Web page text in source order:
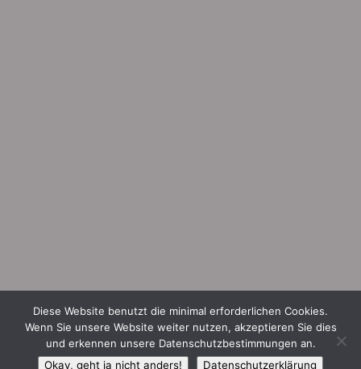
Diese Website benutzt die minimal erforderlichen Cookies.
Wenn Sie unsere Website weiter nutzen, akzeptieren Sie dies
und erkennen unsere Datenschutzbestimmungen an.
Okay, geht ja nicht anders!
Datenschutzerklärung